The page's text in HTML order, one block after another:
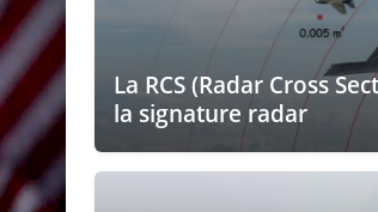
La RCS (Radar Cross
la signature radar